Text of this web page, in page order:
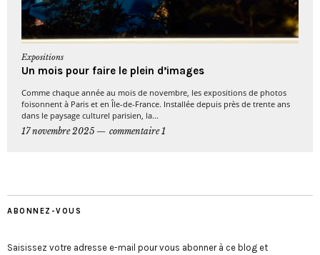
Expositions
Un mois pour faire le plein d’images
Comme chaque année au mois de novembre, les expositions de photos
foisonnent à Paris et en Île-de-France. Installée depuis près de trente ans
dans le paysage culturel parisien, la...
17 novembre 2025
commentaire 1
ABONNEZ-VOUS
Saisissez votre adresse e-mail pour vous abonner à ce blog et